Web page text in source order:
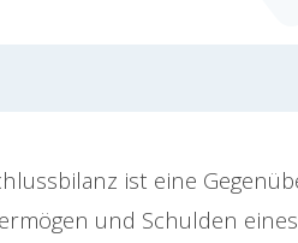
ist eine
und Schulden eines